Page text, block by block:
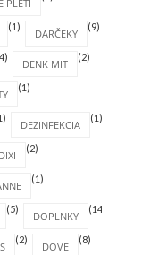
PLETI
(1)
DARČEKY
(9)
DENK MIT
(2)
(1)
DEZINFEKCIA
(1)
DIXI
(2)
(1)
(5)
DOPLNKY
(14)
(2)
DOVE
(8)